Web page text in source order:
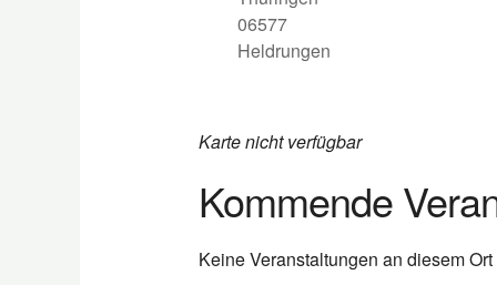
06577
Heldrungen
Karte nicht verfügbar
Kommende
Keine Veranstaltungen an diesem Ort